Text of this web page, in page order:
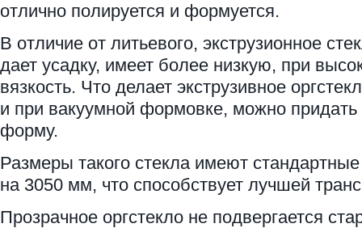
отлично полируется и формуется.
В отличие от литьевого, экструзионное
дает усадку, имеет более низкую, при
вязкость. Что делает экструзивное
и при вакуумной формовке, можно
форму.
Размеры такого стекла имеют
на 3050 мм, что способствует лучшей
Прозрачное оргстекло не подвергается